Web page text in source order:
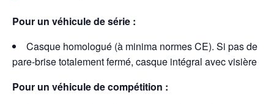
Pour un véhicule de série :
Casque homologué (à minima normes CE). Si pas de
pare-brise totalement fermé, casque intégral avec visière
Pour un véhicule de compétition :